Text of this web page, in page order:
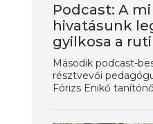
Podcast: A mi
hivatásunk
gyilkosa a
Második podcast-
résztvevői
Fórizs Enikő